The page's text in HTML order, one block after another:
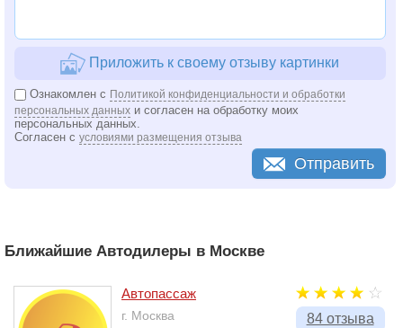
Приложить к своему отзыву картинки
Ознакомлен с Политикой конфиденциальности и обработки
персональных данных и согласен на обработку моих
персональных данных.
Согласен с условиями размещения отзыва
Отправить
Ближайшие Автодилеры в Москве
84 отзыва
Автопассаж
г. Москва